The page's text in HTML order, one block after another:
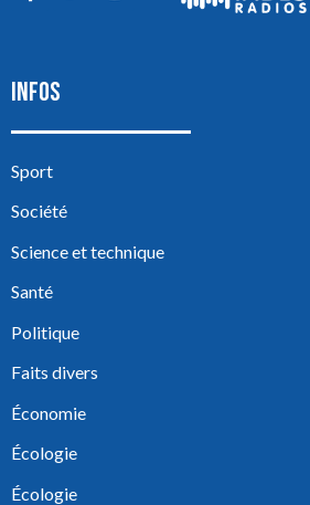
INFOS
Sport
Société
Science et technique
Santé
Politique
Faits divers
Économie
Écologie
Écologie